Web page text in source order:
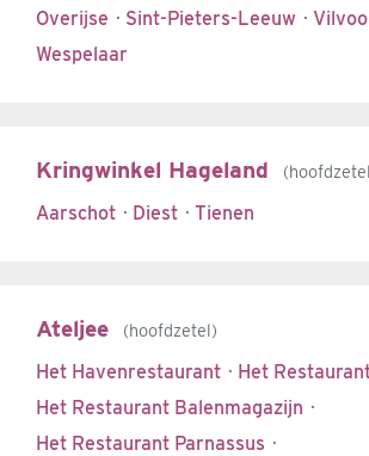
Overijse · Sint-Pieters-Leeuw ·
Wespelaar
Kringwinkel Hageland hoofdzetel
Aarschot · Diest · Tienen
Ateljee hoofdzetel
Het Havenrestaurant · Het
Het Restaurant Balenmagazijn ·
Het Restaurant Parnassus ·